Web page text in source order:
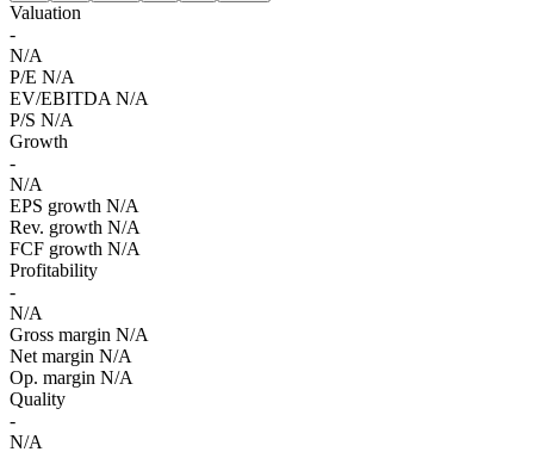
Valuation
-
N/A
P/E N/A
EV/EBITDA N/A
P/S N/A
Growth
-
N/A
EPS growth N/A
Rev. growth N/A
FCF growth N/A
Profitability
-
N/A
Gross margin N/A
Net margin N/A
Op. margin N/A
Quality
-
N/A